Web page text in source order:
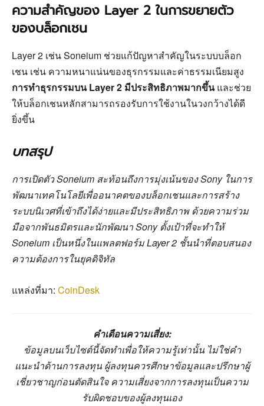
ความสำคัญของ Layer 2 ในการขยายตัว
ของบล็อกเชน
Layer 2 เช่น Soneium ช่วยแก้ปัญหาสำคัญในระบบบล็อก
เชน เช่น ความหนาแน่นของธุรกรรมและค่าธรรมเนียมสูง
การทำธุรกรรมบน Layer 2 มีประสิทธิภาพมากขึ้นและช่วย
ให้บล็อกเชนหลักสามารถรองรับการใช้งานในวงกว้างได้ดี
ยิ่งขึ้น
บทสรุป
การเปิดตัว Soneium สะท้อนถึงการมุ่งเน้นของ Sony ในการ
พัฒนาเทคโนโลยีเพื่ออนาคตของบล็อกเชนและการสร้าง
ระบบนิเวศที่เข้าถึงได้ง่ายและมีประสิทธิภาพ ด้วยความร่วม
มือจากพันธมิตรและนักพัฒนา Sony ตั้งเป้าที่จะทำให้
Soneium เป็นหนึ่งในแพลตฟอร์ม Layer 2 ชั้นนำที่ตอบสนอง
ความต้องการในยุคดิจิทัล
แหล่งที่มา: CoinDesk
คำเตือนความเสี่ยง:
ข้อมูลบนเว็บไซต์นี้จัดทำเพื่อให้ความรู้เท่านั้น ไม่ใช่คำ
แนะนำด้านการลงทุน ผู้ลงทุนควรศึกษาข้อมูลและปรึกษาผู้
เชี่ยวชาญก่อนตัดสินใจ ความเสี่ยงจากการลงทุนเป็นความ
รับผิดชอบของผู้ลงทุนเอง